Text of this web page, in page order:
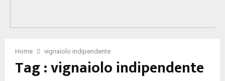
Home vignaiolo indipendente
Tag : vignaiolo indipendente